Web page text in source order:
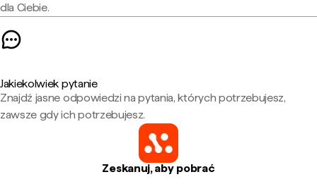
dla Ciebie.
Jakiekolwiek pytanie
Znajdź jasne odpowiedzi na pytania, których potrzebujesz,
zawsze gdy ich potrzebujesz.
Zeskanuj, aby pobrać